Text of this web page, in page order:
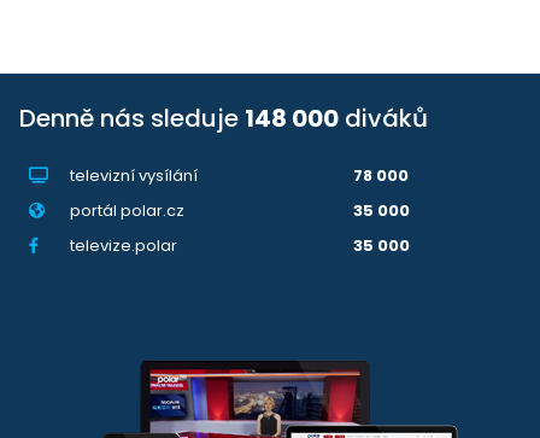
Denně nás sleduje 148 000 diváků
televizní vysílání
78 000
portál polar.cz
35 000
televize.polar
35 000